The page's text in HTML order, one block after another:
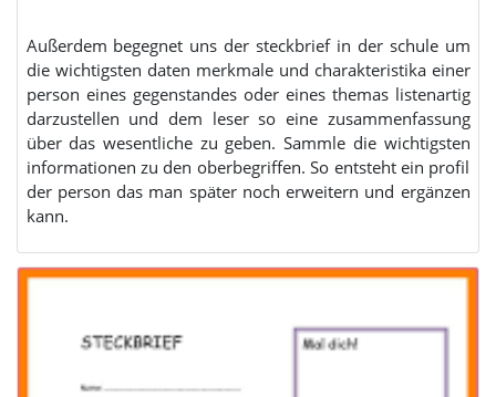
Außerdem begegnet uns der steckbrief in der schule um
die wichtigsten daten merkmale und charakteristika einer
person eines gegenstandes oder eines themas listenartig
darzustellen und dem leser so eine zusammenfassung
über das wesentliche zu geben. Sammle die wichtigsten
informationen zu den oberbegriffen. So entsteht ein profil
der person das man später noch erweitern und ergänzen
kann.